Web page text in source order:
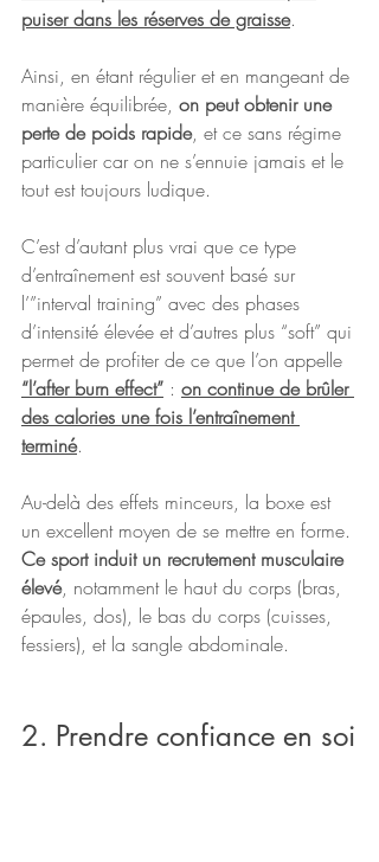
puiser dans les réserves de graisse.
Ainsi, en étant régulier et en mangeant de
manière équilibrée, on peut obtenir une
perte de poids rapide, et ce sans régime
particulier car on ne s’ennuie jamais et le
tout est toujours ludique.
C’est d’autant plus vrai que ce type
d’entraînement est souvent basé sur
l’”interval training” avec des phases
d’intensité élevée et d’autres plus “soft” qui
permet de profiter de ce que l’on appelle
“l’after burn effect” : on continue de brûler
des calories une fois l’entraînement
terminé.
Au-delà des effets minceurs, la boxe est
un excellent moyen de se mettre en forme.
Ce sport induit un recrutement musculaire
élevé, notamment le haut du corps (bras,
épaules, dos), le bas du corps (cuisses,
fessiers), et la sangle abdominale.
2. Prendre confiance en soi